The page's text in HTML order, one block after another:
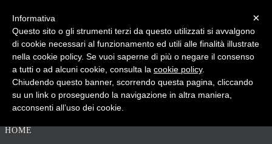
PSICOPRATICA
Psicologia del Benessere - di Anna Sari
HOME
×
Informativa
Questo sito o gli strumenti terzi da questo utilizzati si avvalgono
di cookie necessari al funzionamento ed utili alle finalità illustrate
nella cookie policy. Se vuoi saperne di più o negare il consenso
a tutti o ad alcuni cookie, consulta la cookie policy.
Chiudendo questo banner, scorrendo questa pagina, cliccando
su un link o proseguendo la navigazione in altra maniera,
acconsenti all’uso dei cookie.